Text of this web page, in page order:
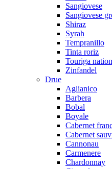
Sangiovese
Sangiovese
Shiraz
Syrah
Tempranillo
Tinta roriz
Touriga
Zinfandel
Drue
Aglianico
Barbera
Bobal
Boyale
Cabernet
Cabernet
Cannonau
Carmenere
Chardonnay